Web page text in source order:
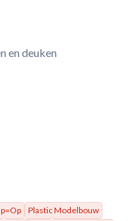
en deuken
Plastic Modelbouw